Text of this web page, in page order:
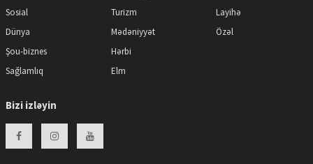
Sosial
Dünya
Şou-biznes
Sağlamlıq
Turizm
Mədəniyyət
Hərbi
Elm
Layihə
Özəl
Bizi izləyin